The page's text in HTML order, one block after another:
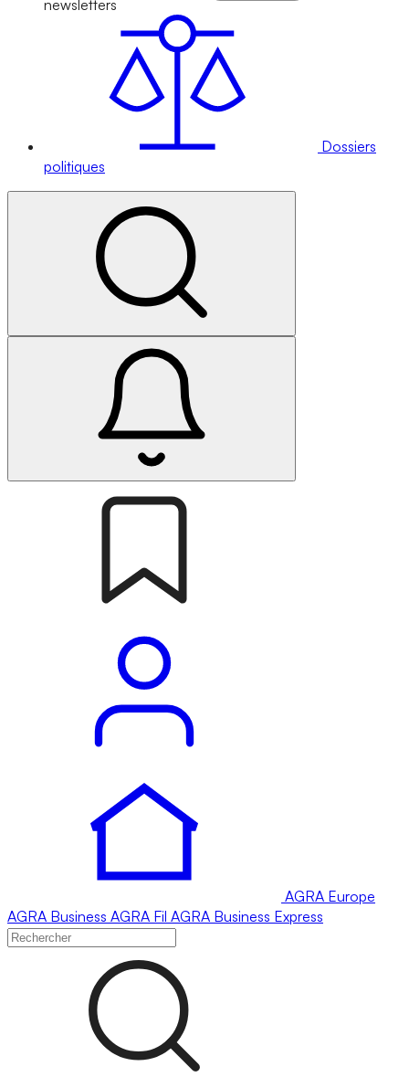
newsletters
Dossiers
politiques
AGRA Europe
AGRA Business AGRA Fil AGRA Business Express